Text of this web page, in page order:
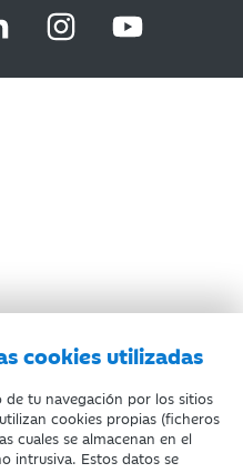
cookies utilizadas
tu navegación por los sitios
cookies propias (ficheros
cuales se almacenan en el
intrusiva. Estos datos se
G-50000652.